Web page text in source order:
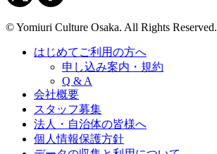
© Yomiuri Culture Osaka. All Rights Reserved.
はじめてご利用の方へ
申し込み案内・規約
Q & A
会社概要
スタッフ募集
法人・自治体の皆様へ
個人情報保護方針